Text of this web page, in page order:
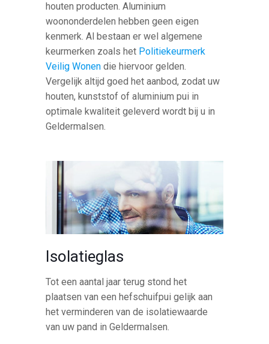
houten producten. Aluminium
woononderdelen hebben geen eigen
kenmerk. Al bestaan er wel algemene
keurmerken zoals het Politiekeurmerk
Veilig Wonen die hiervoor gelden.
Vergelijk altijd goed het aanbod, zodat uw
houten, kunststof of aluminium pui in
optimale kwaliteit geleverd wordt bij u in
Geldermalsen.
Isolatieglas
Tot een aantal jaar terug stond het
plaatsen van een hefschuifpui gelijk aan
het verminderen van de isolatiewaarde
van uw pand in Geldermalsen.